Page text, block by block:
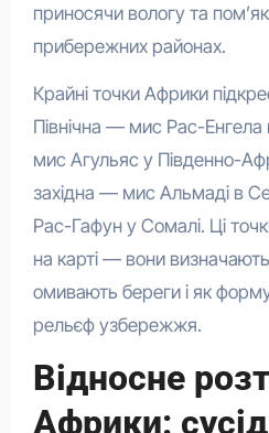
приносячи вологу та
прибережних районах.
Крайні точки Африки
Північна — мис Рас-Енгела
мис Агульяс у Південно-
західна — мис Альмаді в
Рас-Гафун у Сомалі. Ці
на карті — вони
омивають береги і як
рельєф узбережжя.
Відносне
Африки: